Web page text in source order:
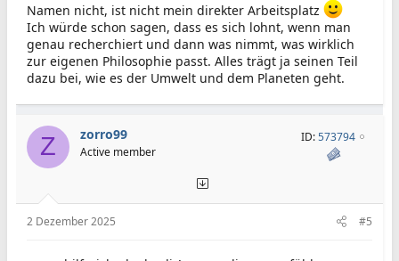
Namen nicht, ist nicht mein direkter Arbeitsplatz
Ich würde schon sagen, dass es sich lohnt, wenn man
genau recherchiert und dann was nimmt, was wirklich
zur eigenen Philosophie passt. Alles trägt ja seinen Teil
dazu bei, wie es der Umwelt und dem Planeten geht.
Z zorro99
Active member
ID:573794
2 Dezember 2025 #5